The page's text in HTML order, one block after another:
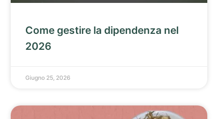
Come gestire la dipendenza nel
2026
Giugno 25, 2026